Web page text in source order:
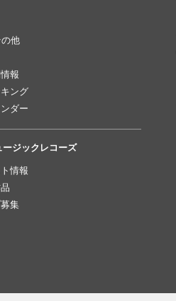
他
報
ング
ダー
ージックレコーズ
情報
集